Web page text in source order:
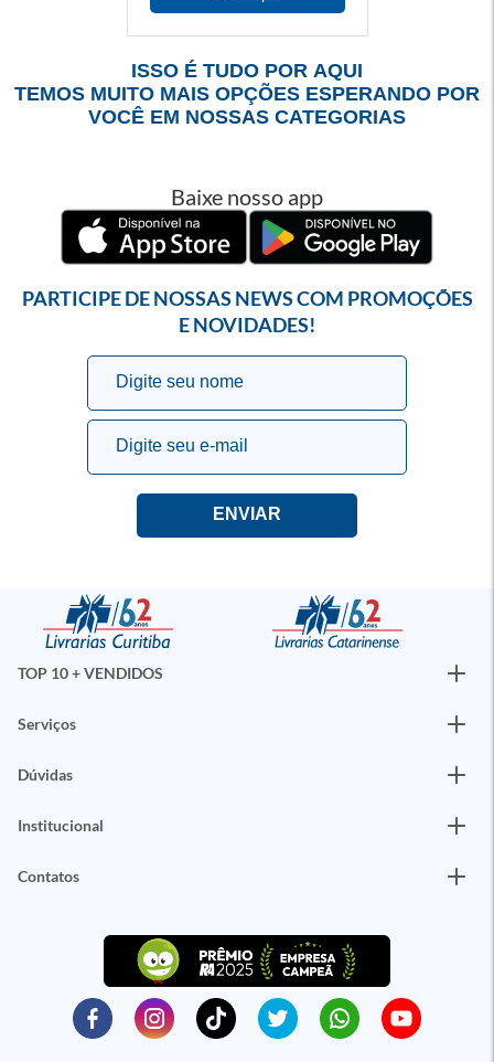
ISSO É TUDO POR AQUI
TEMOS MUITO MAIS OPÇÕES ESPERANDO POR
VOCÊ EM NOSSAS CATEGORIAS
Baixe nosso app
PARTICIPE DE NOSSAS NEWS COM PROMOÇÕES
E NOVIDADES!
TOP 10 + VENDIDOS
Serviços
Dúvidas
Institucional
Contatos